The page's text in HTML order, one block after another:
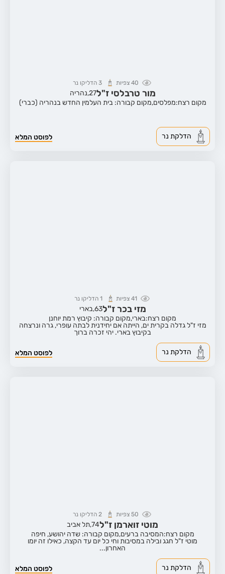
40 צפיות 3 הדליקו נר
מור טרבלסי ז"ל27, נהריה
מקום רצח:מפלסים,מקום קבורה: בית העלמין החדש בנהריה (כברי)
לפוסט המלא הדלקת נר
41 צפיות 1 הדליקו נר
מזי בכר ז"ל63,בארי
מקום רצח:בארי,מקום קבורה: קיבוץ רמת יוחנן
מזי ז"ל גדלה בקרית ים, הייתה אם יחידנית לבתה עופרי, גרה ונרצחה
בקיבוץ בארי. יהי זכרה ברוך
לפוסט המלא הדלקת נר
50 צפיות 2 הדליקו נר
מוטי זוארמן ז"ל74,תל אביב
מקום רצח:המסיבה ברעים,מקום קבורה: שדה יהושע, חיפה
מוטי ז"ל חגג ובילה במסיבות וחי כל יום עד הקצה, כאילו זה יומו
האחרון...
לפוסט המלא הדלקת נר